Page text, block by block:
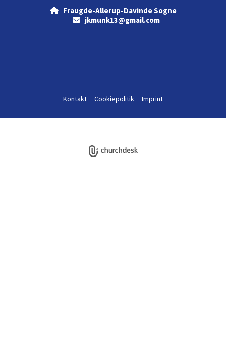
Fraugde-Allerup-Davinde Sogne
jkmunk13@gmail.com
Kontakt Cookiepolitik Imprint